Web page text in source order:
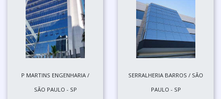
P MARTINS ENGENHARIA /
SÃO PAULO - SP
SERRALHERIA BARROS / SÃO
PAULO - SP